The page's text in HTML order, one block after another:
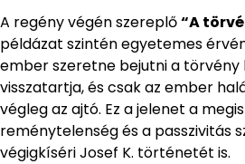
A regény végén szereplő“A
példázat szintén egyetemes
ember szeretne bejutni a törvény
visszatartja, és csak az ember
végleg az ajtó. Ez a jelenet a
reménytelenség és a passzivitás
végigkíséri Josef K. történetét is.